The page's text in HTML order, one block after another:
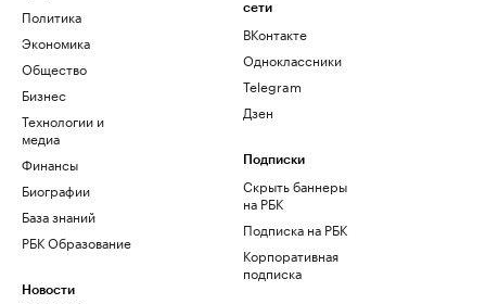
Политика
Экономика
Общество
Бизнес
Технологии и
медиа
Финансы
Биографии
База знаний
РБК Образование
Новости
сети
ВКонтакте
Одноклассники
Telegram
Дзен
Подписки
Скрыть баннеры
на РБК
Подписка на РБК
Корпоративная
подписка